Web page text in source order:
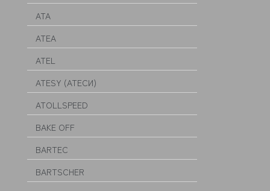
ATA
ATEA
ATEL
ATESY (АТЕСИ)
ATOLLSPEED
BAKE OFF
BARTEC
BARTSCHER